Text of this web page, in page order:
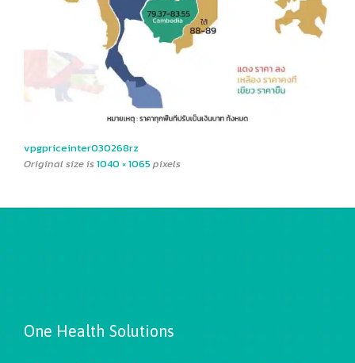
vpgpriceinter030268rz
Original size is1040 × 1065 pixels
One Health Solutions